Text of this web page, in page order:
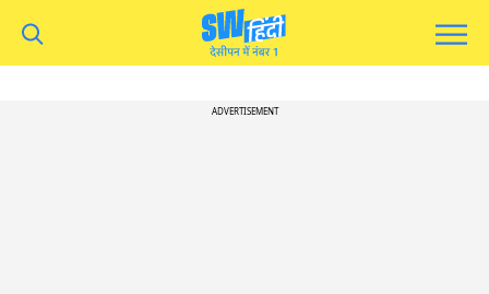
ADVERTISEMENT